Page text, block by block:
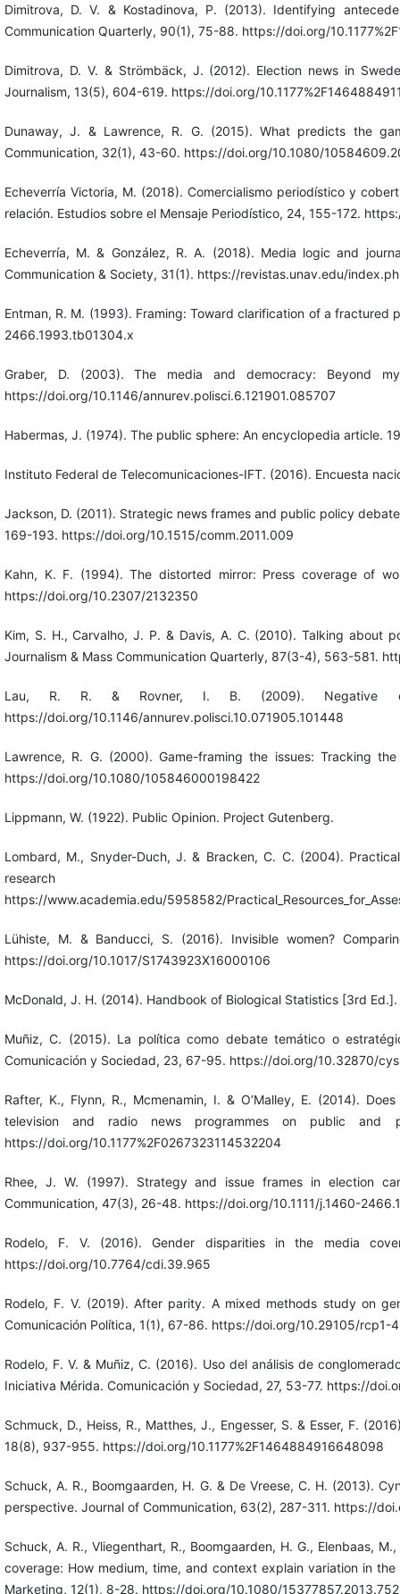
Dimitrova, D. V. & Kostadinova, P. (2013). Identifying
Communication Quarterly, 90(1), 75-88. https://doi.org/
Dimitrova, D. V. & Strömbäck, J. (2012). Election news in
Journalism, 13(5), 604-619. https://doi.org/
Dunaway, J. & Lawrence, R. G. (2015). What predicts the
Communication, 32(1), 43-60. https://doi.org/10.1080/
Echeverría Victoria, M. (2018). Comercialismo periodístico y
relación. Estudios sobre el Mensaje Periodístico, 24, 155-172.
Echeverría, M. & González, R. A. (2018). Media logic and
Communication & Society, 31(1). https://revistas.unav.edu/
Entman, R. M. (1993). Framing: Toward clarification of a
2466.1993.tb01304.x
Graber, D. (2003). The media and democracy: Beyond
https://doi.org/10.1146/annurev.polisci.6.121901.085707
Habermas, J. (1974). The public sphere: An encyclopedia
Instituto Federal de Telecomunicaciones-IFT. (2016). Encuesta
Jackson, D. (2011). Strategic news frames and public policy
169-193. https://doi.org/10.1515/comm.2011.009
Kahn, K. F. (1994). The distorted mirror: Press coverage of
https://doi.org/10.2307/2132350
Kim, S. H., Carvalho, J. P. & Davis, A. C. (2010). Talking
Journalism & Mass Communication Quarterly, 87(3-4), 563-581.
Lau, R. R. & Rovner, I. B. (2009). Negative
https://doi.org/10.1146/annurev.polisci.10.071905.101448
Lawrence, R. G. (2000). Game-framing the issues: Tracking
https://doi.org/10.1080/105846000198422
Lippmann, W. (1922). Public Opinion. Project Gutenberg.
Lombard, M., Snyder-Duch, J. & Bracken, C. C. (2004).
https://www.academia.edu/5958582/
Lühiste, M. & Banducci, S. (2016). Invisible women?
https://doi.org/10.1017/S1743923X16000106
McDonald, J. H. (2014). Handbook of Biological Statistics [3rd
Muñiz, C. (2015). La política como debate temático o
Comunicación y Sociedad, 23, 67-95. https://doi.org/10.32870/
Rafter, K., Flynn, R., Mcmenamin, I. & O’Malley, E. (2014).
television and radio news programmes on public and
https://doi.org/10.1177%2F0267323114532204
Rhee, J. W. (1997). Strategy and issue frames in election
Communication, 47(3), 26-48. https://doi.org/10.1111/j.1460-
Rodelo, F. V. (2016). Gender disparities in the media
https://doi.org/10.7764/cdi.39.965
Rodelo, F. V. (2019). After parity. A mixed methods study on
Comunicación Política, 1(1), 67-86. https://doi.org/10.29105/rcp1-4
Rodelo, F. V. & Muñiz, C. (2016). Uso del análisis de
Iniciativa Mérida. Comunicación y Sociedad, 27, 53-77. https://
Schmuck, D., Heiss, R., Matthes, J., Engesser, S. & Esser, F.
18(8), 937-955. https://doi.org/10.1177%2F1464884916648098
Schuck, A. R., Boomgaarden, H. G. & De Vreese, C. H. (2013).
perspective. Journal of Communication, 63(2), 287-311. https://
Schuck, A. R., Vliegenthart, R., Boomgaarden, H. G., Elenbaas,
coverage: How medium, time, and context explain variation in
Marketing, 12(1), 8-28. https://doi.org/10.1080/